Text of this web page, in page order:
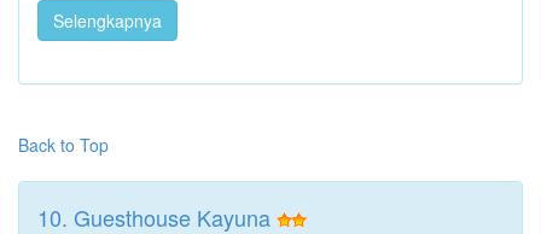
Selengkapnya
Back to Top
10. Guesthouse Kayuna